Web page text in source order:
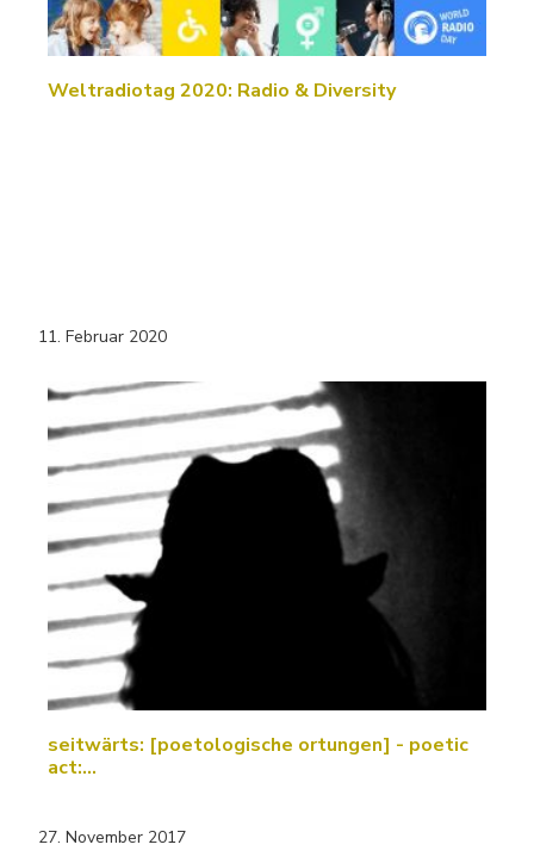
Weltradiotag 2020: Radio & Diversity
11. Februar 2020
seitwärts: [poetologische ortungen] - poetic
act:…
27. November 2017